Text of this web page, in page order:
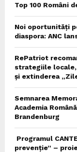
Top 100 Români
Noi oportunități
diaspora: ANC
RePatriot
strategiile
și extinderea
Semnarea
Academia
Brandenburg
Programul
prevenție” –